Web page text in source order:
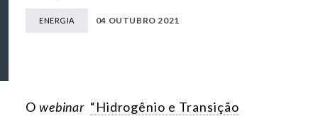
ENERGIA 04 OUTUBRO 2021
O webinar “Hidrogênio e Transição